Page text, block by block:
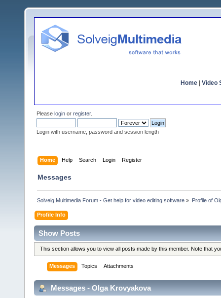
Home Video
Please login or register.
Login with username, password and session length
Home Help Search Login Register
Messages
Solveig Multimedia Forum - Get help for video editing software » Profile of
Profile Info
Show Posts
This section allows you to view all posts made by this member. Note that
Messages Topics Attachments
Messages - Olga Krovyakova